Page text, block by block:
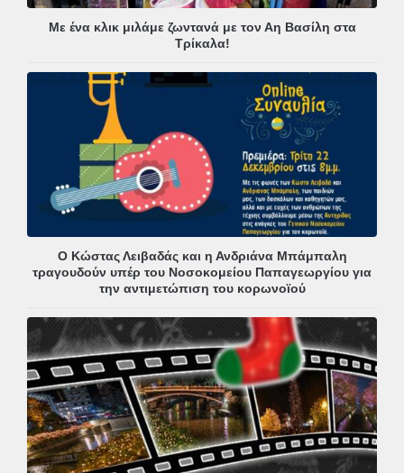
Με ένα κλικ μιλάμε ζωντανά με τον Αη Βασίλη στα
Τρίκαλα!
Ο Κώστας Λειβαδάς και η Ανδριάνα Μπάμπαλη
τραγουδούν υπέρ του Νοσοκομείου Παπαγεωργίου για
την αντιμετώπιση του κορωνοϊού